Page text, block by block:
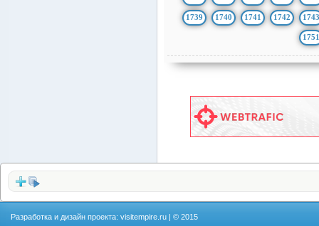
1739 1740 1741 1742 1743
1751
Разработка и дизайн проекта: visitempire.ru | © 2015